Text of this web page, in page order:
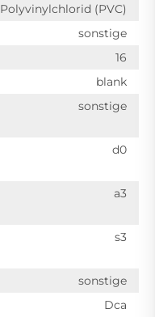
Polyvinylchlorid (PVC)
sonstige
16
blank
sonstige
d0
a3
s3
sonstige
Dca